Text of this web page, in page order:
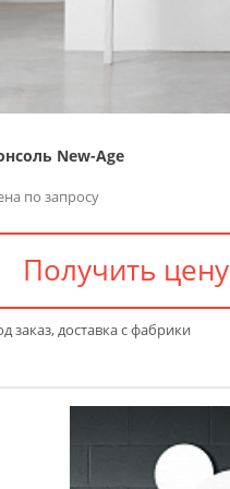
New-Age
по запросу
Получить цену
заказ, доставка с фабрики